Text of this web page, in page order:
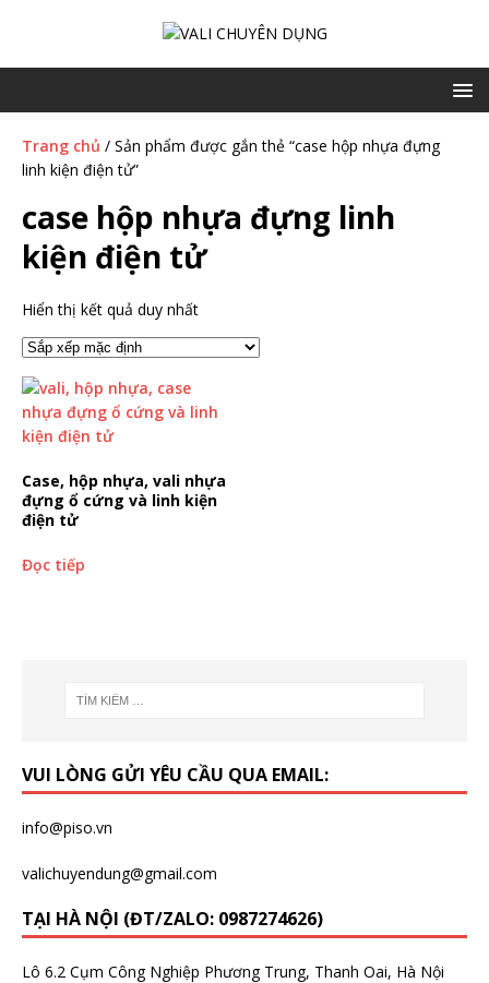
Trang chủ / Sản phẩm được gắn thẻ “case hộp nhựa đựng
linh kiện điện tử”
case hộp nhựa đựng linh
kiện điện tử
Hiển thị kết quả duy nhất
Case, hộp nhựa, vali nhựa
đựng ổ cứng và linh kiện
điện tử
Đọc tiếp
VUI LÒNG GỬI YÊU CẦU QUA EMAIL:
info@piso.vn
valichuyendung@gmail.com
TẠI HÀ NỘI (ĐT/ZALO: 0987274626)
Lô 6.2 Cụm Công Nghiệp Phương Trung, Thanh Oai, Hà Nội